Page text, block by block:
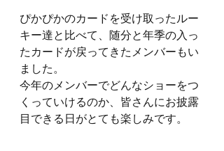
ぴかぴかのカードを受け取ったルー
キー達と比べて、随分と年季の入っ
たカードが戻ってきたメンバーもい
ました。
今年のメンバーでどんなショーをつ
くっていけるのか、皆さんにお披露
目できる日がとても楽しみです。